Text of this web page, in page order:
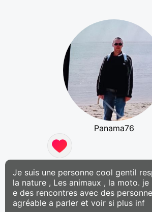
Panama76
Je suis une personne cool gentil
la nature , Les animaux , la moto.
e des rencontres avec des
agréable a parler et voir si plus inf